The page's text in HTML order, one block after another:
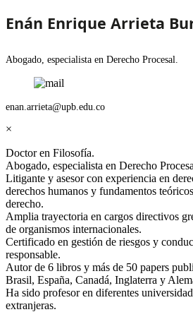
Enán Enrique Arrieta
Abogado, especialista en Derecho Procesal.
enan.arrieta@upb.edu.co
×
Doctor en Filosofía.
Abogado, especialista en Derecho
Litigante y asesor con experiencia en
derechos humanos y fundamentos
derecho.
Amplia trayectoria en cargos directivos
de organismos internacionales.
Certificado en gestión de riesgos y
responsable.
Autor de 6 libros y más de 50 papers
Brasil, España, Canadá, Inglaterra y
Ha sido profesor en diferentes
extranjeras.